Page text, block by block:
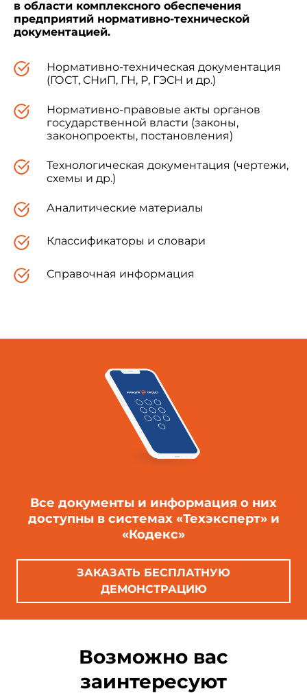
1. ФОРМА И РАЗМЕРЫ
прямоугольную форму. Размеры и масса
блоков должны соответствовать указанным в
Таблица 1
Длина
Примечание. Допускается по соглашению
изготовителя с потребителем изготавливать
блоки, длина и ширина которых на 10 мм
меньше указанных в табл.1.
в области комплексного обеспечения
предприятий нормативно-технической
документацией.
Нормативно-техническая документация
(ГОСТ, СНиП, ГН, Р, ГЭСН и др.)
Нормативно-правовые акты органов
государственной власти (законы,
законопроекты, постановления)
Технологическая документация (чертежи,
схемы и др.)
Аналитические материалы
Классификаторы и словари
Справочная информация
Все документы и информация о них
доступны в системах «Техэксперт» и
«Кодекс»
ЗАКАЗАТЬ БЕСПЛАТНУЮ
ДЕМОНСТРАЦИЮ
Возможно вас
заинтересуют